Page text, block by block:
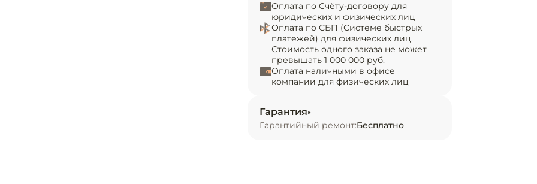
Оплата по Счёту-договору для
юридических и физических лиц
Оплата по СБП (Системе быстрых
платежей) для физических лиц.
Стоимость одного заказа не может
превышать 1 000 000 руб.
Оплата наличными в офисе
компании для физических лиц
Гарантия
Гарантийный ремонт:Бесплатно